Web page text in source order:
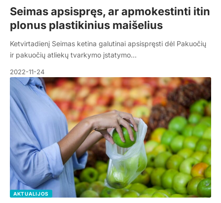
Seimas apsispręs, ar apmokestinti itin
plonus plastikinius maišelius
Ketvirtadienį Seimas ketina galutinai apsispręsti dėl Pakuočių
ir pakuočių atliekų tvarkymo įstatymo…
2022-11-24
AKTUALIJOS